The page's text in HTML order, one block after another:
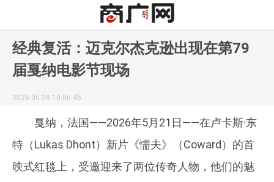
经典复活：迈克尔杰克逊出现在第79
届戛纳电影节现场
2026-05-29 10:06:45
戛纳，法国——2026年5月21日——在卢卡斯·东
特（Lukas Dhont）新片《懦夫》（Coward）的首
映式红毯上，受邀迎来了两位传奇人物，他们的魅